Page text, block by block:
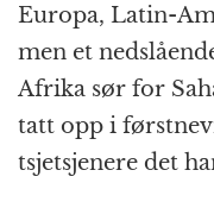
Europa, Latin-
men et
Afrika sør for
tatt opp i
tsjetsjenere det